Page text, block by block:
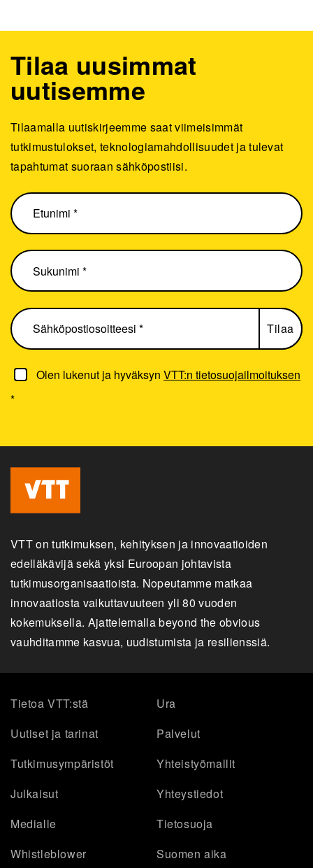
Olen lukenut ja hyväksynVTT:n tietosuojailmoituksen
*
Tilaa uusimmat
uutisemme
Tilaamalla uutiskirjeemme saat viimeisimmät
tutkimustulokset, teknologiamahdollisuudet ja tulevat
tapahtumat suoraan sähköpostiisi.
VTT on tutkimuksen, kehityksen ja innovaatioiden
edelläkävijä sekä yksi Euroopan johtavista
tutkimusorganisaatioista. Nopeutamme matkaa
innovaatiosta vaikuttavuuteen yli 80 vuoden
kokemuksella. Ajattelemalla beyond the obvious
vauhditamme kasvua, uudistumista ja resilienssiä.
Tietoa VTT:stä
Ura
Uutiset ja tarinat
Palvelut
Tutkimusympäristöt
Yhteistyömallit
Julkaisut
Yhteystiedot
Medialle
Tietosuoja
Whistleblower
Suomen aika